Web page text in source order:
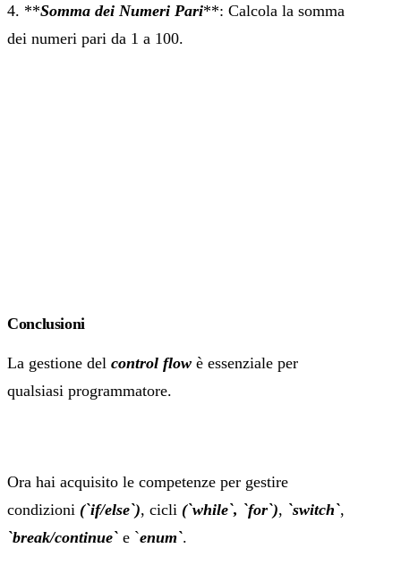
4. **Somma dei Numeri Pari**: Calcola la somma
dei numeri pari da 1 a 100.
Conclusioni
La gestione del control flow è essenziale per
qualsiasi programmatore.
Ora hai acquisito le competenze per gestire
condizioni (`if/else`), cicli (`while`, `for`), `switch`,
`break/continue` e `enum`.